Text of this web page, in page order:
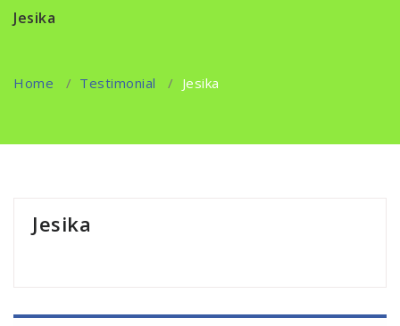
Jesika
Home / Testimonial / Jesika
Jesika